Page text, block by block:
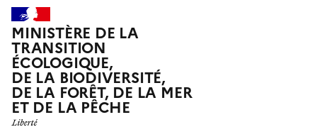
MINISTÈRE DE LA
TRANSITION
ÉCOLOGIQUE,
DE LA BIODIVERSITÉ,
DE LA FORÊT, DE LA MER
ET DE LA PÊCHE